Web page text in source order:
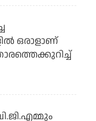
ഒരാളാണ്